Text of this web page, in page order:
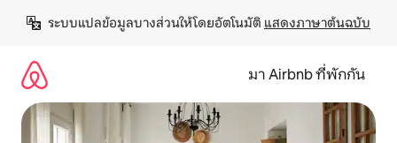
เนื้อหา
ระบบแปลข้อมูลบางส่วนให้โดยอัตโนมัติ แสดงภาษาต้นฉบับ
มา Airbnb ที่พักกัน